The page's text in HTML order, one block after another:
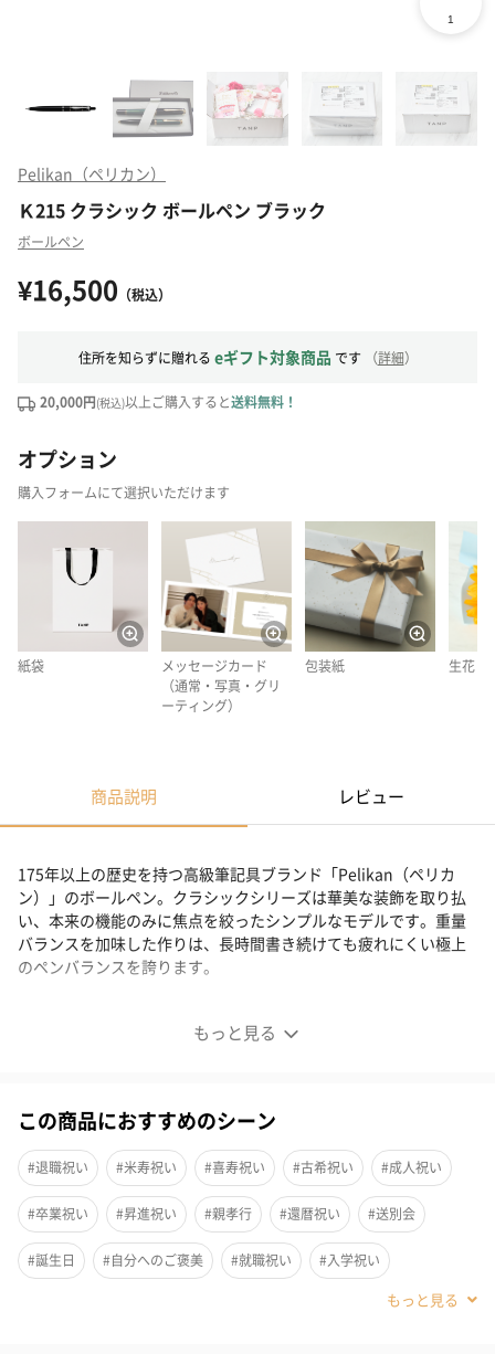
Pelikan（ペリカン）
Ｋ215 クラシック ボールペン ブラック
ボールペン
¥16,500 （税込）
住所を知らずに贈れる eギフト対象商品 です （詳細）
20,000円(税込)以上ご購入すると送料無料！
オプション
購入フォームにて選択いただけます
紙袋
メッセージカード
（通常・写真・グリ
ーティング）
包装紙 生花
商品説明 レビュー
もっと見る
175年以上の歴史を持つ高級筆記具ブランド「Pelikan（ペリカ
ン）」のボールペン。クラシックシリーズは華美な装飾を取り払
い、本来の機能のみに焦点を絞ったシンプルなモデルです。重量
バランスを加味した作りは、長時間書き続けても疲れにくい極上
のペンバランスを誇ります。
重量感にこだわった疲れにくいボールペン
この商品におすすめのシーン
#退職祝い #米寿祝い #喜寿祝い #古希祝い #成人祝い
#卒業祝い #昇進祝い #親孝行 #還暦祝い #送別会
#誕生日 #自分へのご褒美 #就職祝い #入学祝い
#父の日